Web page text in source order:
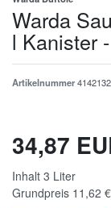
Warda
l Kanister
Artikelnummer
34,87
Inhalt 3 Liter
Grundpreis 11,62